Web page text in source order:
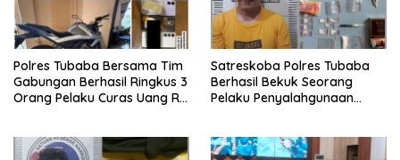
Polres Tubaba Bersama Tim
Gabungan Berhasil Ringkus 3
Orang Pelaku Curas Uang Rp
Satreskoba Polres Tubaba
Berhasil Bekuk Seorang
Pelaku Penyalahgunaan